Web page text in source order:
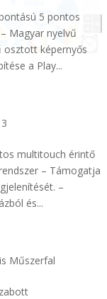
5 pontos
Magyar nyelvű
osztott képernyős
a Play...
multitouch érintő
– Támogatja
–
és...
Műszerfal